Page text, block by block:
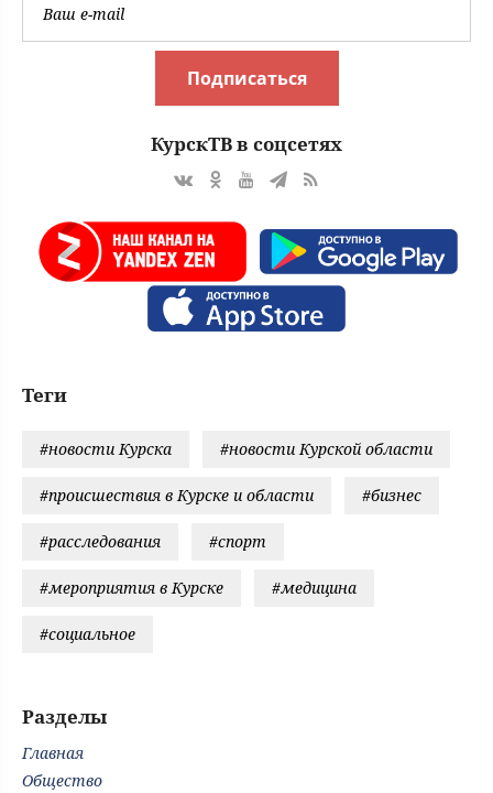
Подписаться
КурскТВ в соцсетях
Теги
#новости Курска #новости Курской области
#происшествия в Курске и области #бизнес
#расследования #спорт
#мероприятия в Курске #медицина
#социальное
Разделы
Главная
Общество